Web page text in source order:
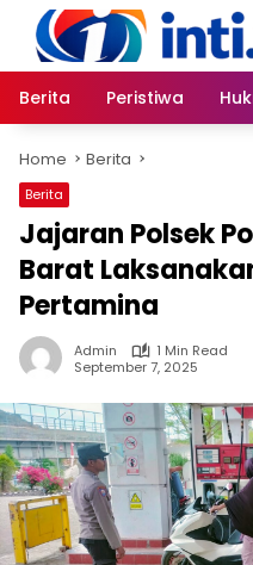
content
Berita
Peristiwa
Home Berita
Berita
Jajaran Polsek
Barat
Pertamina
Admin
1 Min Read
September 7, 2025